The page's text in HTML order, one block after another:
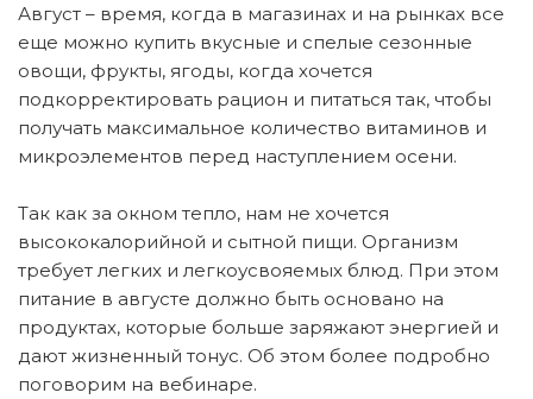
Август – время, когда в магазинах и на рынках все
еще можно купить вкусные и спелые сезонные
овощи, фрукты, ягоды, когда хочется
подкорректировать рацион и питаться так, чтобы
получать максимальное количество витаминов и
микроэлементов перед наступлением осени.
Так как за окном тепло, нам не хочется
высококалорийной и сытной пищи. Организм
требует легких и легкоусвояемых блюд. При этом
питание в августе должно быть основано на
продуктах, которые больше заряжают энергией и
дают жизненный тонус. Об этом более подробно
поговорим на вебинаре.